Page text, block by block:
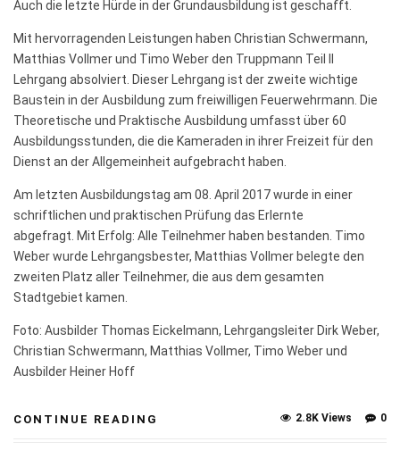
Auch die letzte Hürde in der Grundausbildung ist geschafft.
Mit hervorragenden Leistungen haben Christian Schwermann,
Matthias Vollmer und Timo Weber den Truppmann Teil II
Lehrgang absolviert. Dieser Lehrgang ist der zweite wichtige
Baustein in der Ausbildung zum freiwilligen Feuerwehrmann. Die
Theoretische und Praktische Ausbildung umfasst über 60
Ausbildungsstunden, die die Kameraden in ihrer Freizeit für den
Dienst an der Allgemeinheit aufgebracht haben.
Am letzten Ausbildungstag am 08. April 2017 wurde in einer
schriftlichen und praktischen Prüfung das Erlernte
abgefragt. Mit Erfolg: Alle Teilnehmer haben bestanden. Timo
Weber wurde Lehrgangsbester, Matthias Vollmer belegte den
zweiten Platz aller Teilnehmer, die aus dem gesamten
Stadtgebiet kamen.
Foto: Ausbilder Thomas Eickelmann, Lehrgangsleiter Dirk Weber,
Christian Schwermann, Matthias Vollmer, Timo Weber und
Ausbilder Heiner Hoff
CONTINUE READING 0
2.8K Views